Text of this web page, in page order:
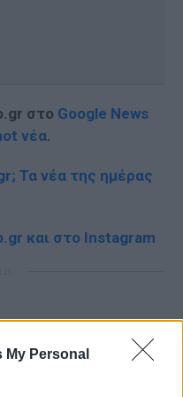
My Personal
στο Google News
νέα.
Τα νέα της ημέρας
και στο Instagram